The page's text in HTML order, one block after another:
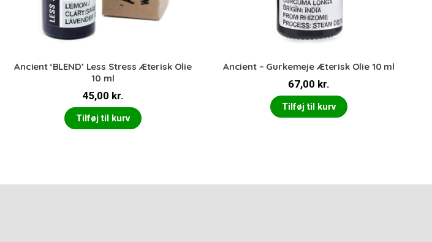
Ancient ‘BLEND’ Less Stress Æterisk Olie
10 ml
45,00 kr.
Tilføj til kurv
Ancient – Gurkemeje Æterisk Olie 10 ml
67,00 kr.
Tilføj til kurv